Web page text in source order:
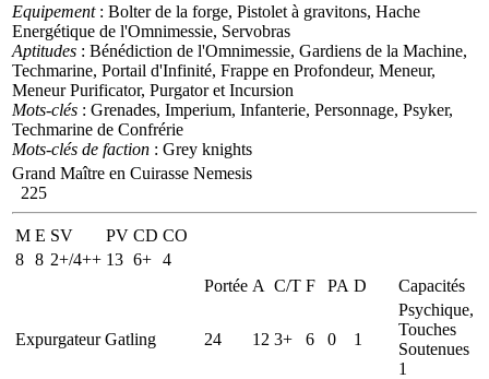
Equipement: Bolter de la forge, Pistolet à gravitons, Hache
Energétique de l'Omnimessie, Servobras
Aptitudes : Bénédiction de l'Omnimessie, Gardiens de la Machine,
Techmarine, Portail d'Infinité, Frappe en Profondeur, Meneur,
Meneur Purificator, Purgator et Incursion
Mots-clés : Grenades, Imperium, Infanterie, Personnage, Psyker,
Techmarine de Confrérie
Mots-clés de faction : Grey knights
Grand Maître en Cuirasse Nemesis
225
M E SV PV CD CO
8 8 2+/4++ 13 6+ 4
Portée A C/T F PA D Capacités
Expurgateur Gatling 24 12 3+ 6 0 1
Psychique,
Touches
Soutenues
1